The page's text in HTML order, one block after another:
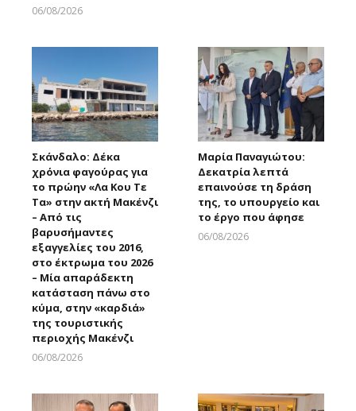
06/08/2026
Σκάνδαλο: Δέκα
χρόνια φαγούρας για
το πρώην «Λα Κου Τε
Τα» στην ακτή Μακένζι
– Από τις
βαρυσήμαντες
εξαγγελίες του 2016,
στο έκτρωμα του 2026
– Μία απαράδεκτη
κατάσταση πάνω στο
κύμα, στην «καρδιά»
της τουριστικής
περιοχής Μακένζι
06/08/2026
Μαρία Παναγιώτου:
Δεκατρία λεπτά
επαινούσε τη δράση
της, το υπουργείο και
το έργο που άφησε
06/08/2026